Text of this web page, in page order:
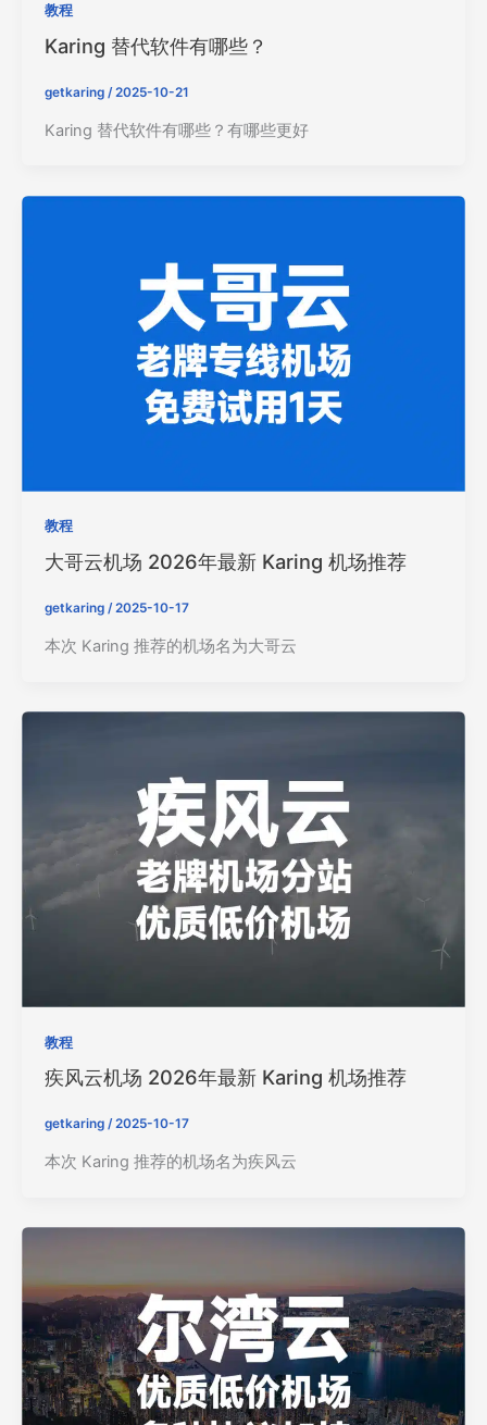
教程
Karing 替代软件有哪些？
getkaring /2025-10-21
Karing 替代软件有哪些？有哪些更好
教程
大哥云机场 2026年最新 Karing 机场推荐
getkaring /2025-10-17
本次 Karing 推荐的机场名为大哥云
教程
疾风云机场 2026年最新 Karing 机场推荐
getkaring /2025-10-17
本次 Karing 推荐的机场名为疾风云